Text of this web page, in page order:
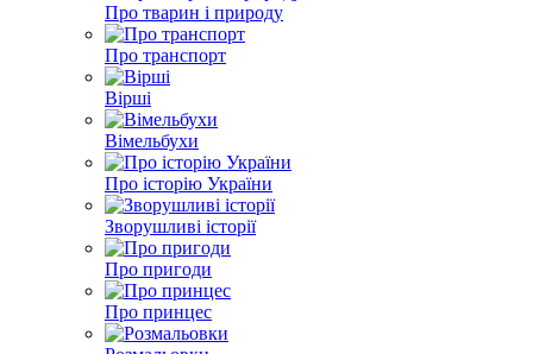
Про тварин і природу
Про транспорт
Вірші
Вімельбухи
Про історію України
Зворушливі історії
Про пригоди
Про принцес